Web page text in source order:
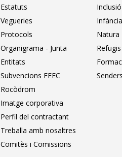
Estatuts
Vegueries
Protocols
Organigrama - Junta
Entitats
Subvencions FEEC
Rocòdrom
Imatge corporativa
Perfil del contractant
Treballa amb nosaltres
Comitès i Comissions
Inclusió
Natura
Refugis
Senders